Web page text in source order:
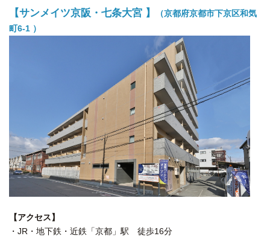
【サンメイツ京阪・七条大宮 】
（京都府京都市下京区和気
町6-1 ）
【アクセス】
・JR・地下鉄・近鉄「京都」駅 徒歩16分